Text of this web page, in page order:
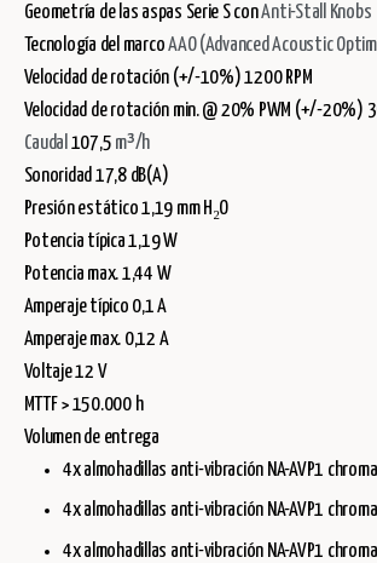
Geometría de las aspas Serie S conAnti-Stall Knobs
Tecnología del marcoAAO (Advanced Acoustic
Velocidad de rotación (+/-10%) 1200 RPM
Velocidad de rotación min. @ 20% PWM (+/-20%)
Caudal 107,5 m³/h
Sonoridad 17,8 dB(A)
Presión estático 1,19 mm H₂O
Potencia típica 1,19 W
Potencia max. 1,44 W
Amperaje típico 0,1 A
Amperaje max. 0,12 A
Voltaje 12 V
MTTF > 150.000 h
Volumen de entrega
4x almohadillas anti-vibración NA-AVP1
4x almohadillas anti-vibración NA-AVP1
4x almohadillas anti-vibración NA-AVP1